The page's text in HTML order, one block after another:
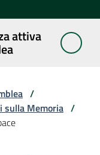
attiva
/
sulla Memoria /